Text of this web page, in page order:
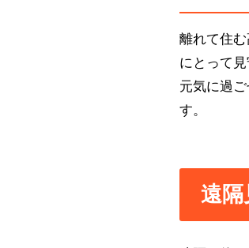
離れて住
にとって見
元気に過
す。
遠